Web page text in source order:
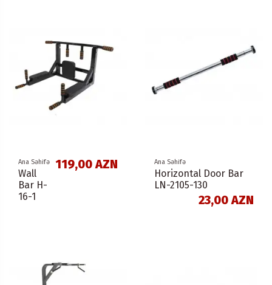
Ana Səhifə
Wall
Bar H-
16-1
119,00 AZN Ana Səhifə
Horizontal Door Bar
LN-2105-130
23,00 AZN